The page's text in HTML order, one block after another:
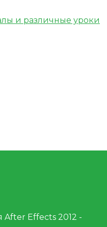
и различные уроки
Effects 2012 -